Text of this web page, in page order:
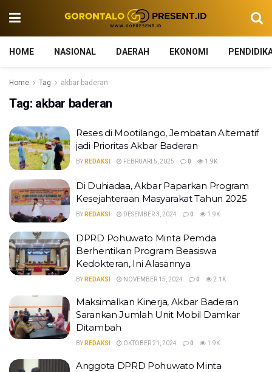
HOME NASIONAL DAERAH EKONOMI
Home Tag akbar baderan
Tag: akbar baderan
Reses di Mootilango, Jembatan Alternatif
jadi Prioritas Akbar Baderan
BY REDAKSI FEBRUARI 5, 2025 0 1.9K
Di Duhiadaa, Akbar Paparkan Program
Kesejahteraan Masyarakat Tahun 2025
BY REDAKSI DESEMBER 3, 2024 0 1.9K
DPRD Pohuwato Minta Pemda
Berhentikan Program Beasiswa
Kedokteran, Ini Alasannya
BY REDAKSI NOVEMBER 15, 2024 0 2.1K
Maksimalkan Kinerja, Akbar Baderan
Sarankan Jumlah Unit Mobil Damkar
Ditambah
BY REDAKSI OKTOBER 21, 2024 0 1.9K
Anggota DPRD Pohuwato Minta